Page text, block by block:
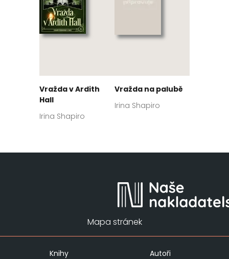
Vražda v Ardith
Hall
Irina Shapiro
Vražda na palubě
Irina Shapiro
Mapa stránek
Knihy
Autoři